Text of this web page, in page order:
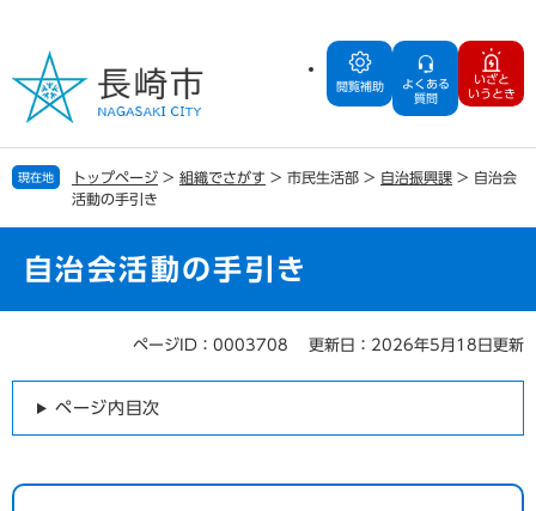
の
で
す
ー
ば
し
閲覧補助
よくある
質問
いざと
いうとき
現在地 トップページ > 組織でさがす > 市民生活部 > 自治振興課 > 自治会
活動の手引き
自治会活動の手引き
ページID：0003708 更新日：2026年5月18日更新
ページ内目次